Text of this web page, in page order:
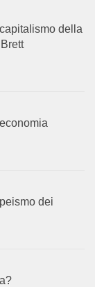
della
dei